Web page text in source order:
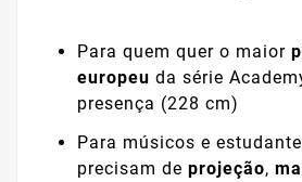
Para quem quer o maior
europeu da série
presença (228 cm)
Para músicos e
precisam de projeção,